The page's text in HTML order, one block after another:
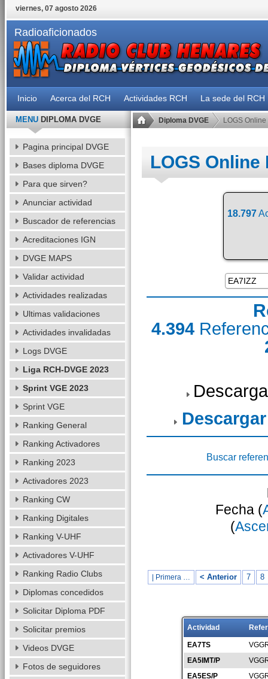
viernes, 07 agosto 2026
Radioaficionados
Inicio Acerca del RCH Actividades RCH La sede del RCH
Diploma DVGE LOGS Online
LOGS Online
18.797
4.394
Buscar
Fecha (
(
| Primera … < Anterior 7 8
Actividad
EA7TS
EA5IMT/P
EA5ES/P
MENUDIPLOMA DVGE
Pagina principal DVGE
Bases diploma DVGE
Para que sirven?
Anunciar actividad
Buscador de referencias
Acreditaciones IGN
DVGE MAPS
Validar actividad
Actividades realizadas
Ultimas validaciones
Actividades invalidadas
Logs DVGE
Liga RCH-DVGE 2023
Sprint VGE 2023
Sprint VGE
Ranking General
Ranking Activadores
Ranking 2023
Activadores 2023
Ranking CW
Ranking Digitales
Ranking V-UHF
Activadores V-UHF
Ranking Radio Clubs
Diplomas concedidos
Solicitar Diploma PDF
Solicitar premios
Videos DVGE
Fotos de seguidores